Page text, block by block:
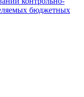
бюджетных